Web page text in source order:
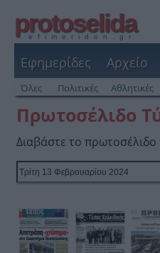
protoselida
efimeridon.gr
Εφημερίδες Αρχείο
Όλες Πολιτικές Αθλητικές
Πρωτοσέλιδο
Διαβάστε το